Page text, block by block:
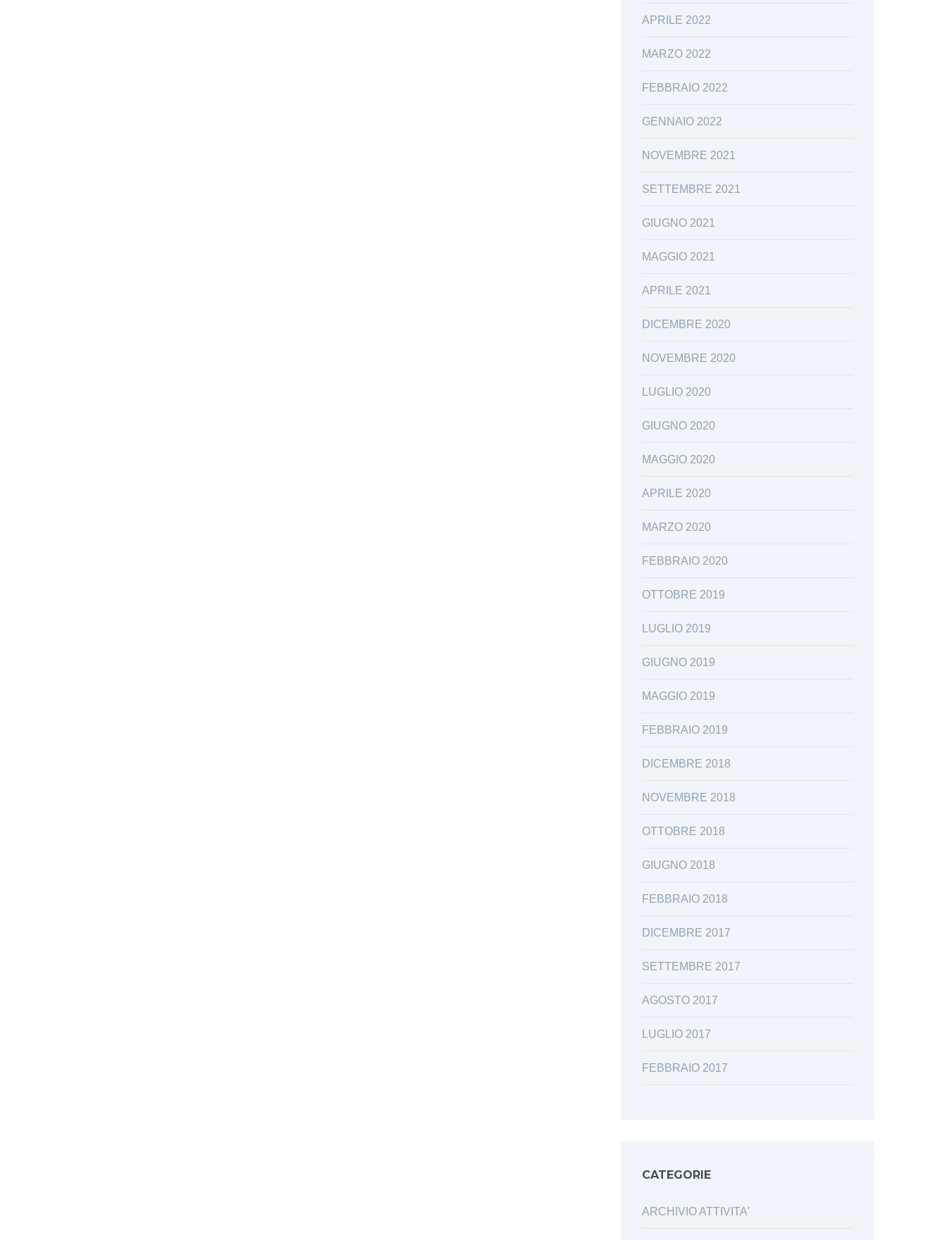
APRILE 2022
MARZO 2022
FEBBRAIO 2022
GENNAIO 2022
NOVEMBRE 2021
SETTEMBRE 2021
GIUGNO 2021
MAGGIO 2021
APRILE 2021
DICEMBRE 2020
NOVEMBRE 2020
LUGLIO 2020
GIUGNO 2020
MAGGIO 2020
APRILE 2020
MARZO 2020
FEBBRAIO 2020
OTTOBRE 2019
LUGLIO 2019
GIUGNO 2019
MAGGIO 2019
FEBBRAIO 2019
DICEMBRE 2018
NOVEMBRE 2018
OTTOBRE 2018
GIUGNO 2018
FEBBRAIO 2018
DICEMBRE 2017
SETTEMBRE 2017
AGOSTO 2017
LUGLIO 2017
FEBBRAIO 2017
CATEGORIE
ARCHIVIO ATTIVITA'